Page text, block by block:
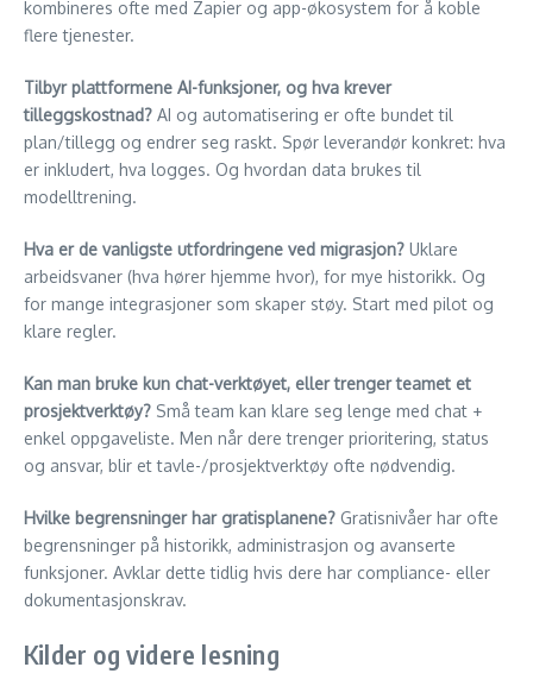
kombineres ofte med Zapier og app-økosystem for å koble
flere tjenester.
Tilbyr plattformene AI-funksjoner, og hva krever
tilleggskostnad? AI og automatisering er ofte bundet til
plan/tillegg og endrer seg raskt. Spør leverandør konkret: hva
er inkludert, hva logges. Og hvordan data brukes til
modelltrening.
Hva er de vanligste utfordringene ved migrasjon? Uklare
arbeidsvaner (hva hører hjemme hvor), for mye historikk. Og
for mange integrasjoner som skaper støy. Start med pilot og
klare regler.
Kan man bruke kun chat-verktøyet, eller trenger teamet et
prosjektverktøy? Små team kan klare seg lenge med chat +
enkel oppgaveliste. Men når dere trenger prioritering, status
og ansvar, blir et tavle-/prosjektverktøy ofte nødvendig.
Hvilke begrensninger har gratisplanene? Gratisnivåer har ofte
begrensninger på historikk, administrasjon og avanserte
funksjoner. Avklar dette tidlig hvis dere har compliance- eller
dokumentasjonskrav.
Kilder og videre lesning